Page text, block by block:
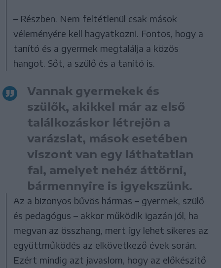
– Részben. Nem feltétlenül csak mások
véleményére kell hagyatkozni. Fontos, hogy a
tanító és a gyermek megtalálja a közös
hangot. Sőt, a szülő és a tanító is.
Vannak gyermekek és
szülők, akikkel már az első
találkozáskor létrejön a
varázslat, mások esetében
viszont van egy láthatatlan
fal, amelyet nehéz áttörni,
bármennyire is igyekszünk.
Az a bizonyos bűvös hármas – gyermek, szülő
és pedagógus – akkor működik igazán jól, ha
megvan az összhang, mert így lehet sikeres az
együttműködés az elkövetkező évek során.
Ezért mindig azt javaslom, hogy az előkészítő